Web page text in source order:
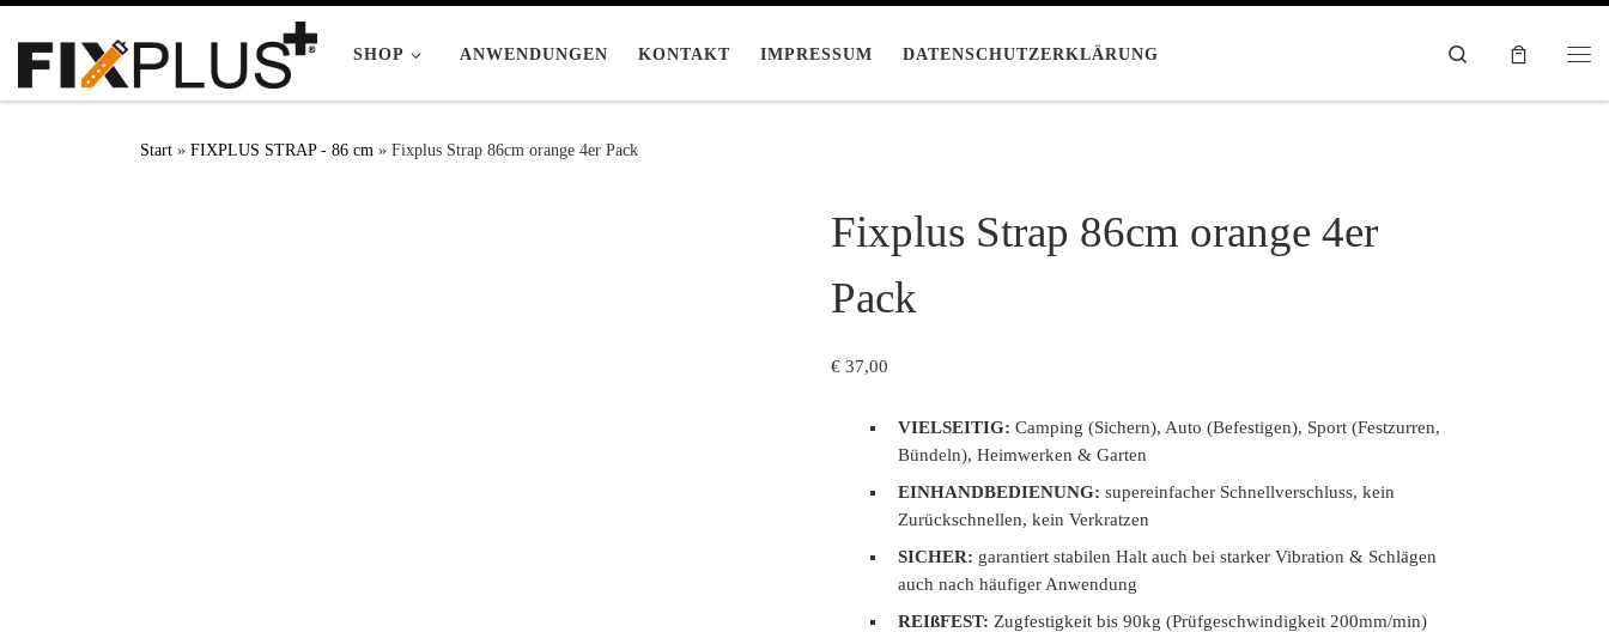
SHOP
ANWENDUNGEN KONTAKT IMPRESSUM DATENSCHUTZERKLÄRUNG
Search
Start » FIXPLUS STRAP - 86 cm » Fixplus Strap 86cm orange 4er Pack
Fixplus Strap 86cm orange 4er
Pack
€ 37,00
VIELSEITIG: Camping (Sichern), Auto (Befestigen), Sport (Festzurren,
Bündeln), Heimwerken & Garten
EINHANDBEDIENUNG: supereinfacher Schnellverschluss, kein
Zurückschnellen, kein Verkratzen
SICHER: garantiert stabilen Halt auch bei starker Vibration & Schlägen
auch nach häufiger Anwendung
REIßFEST: Zugfestigkeit bis 90kg (Prüfgeschwindigkeit 200mm/min)